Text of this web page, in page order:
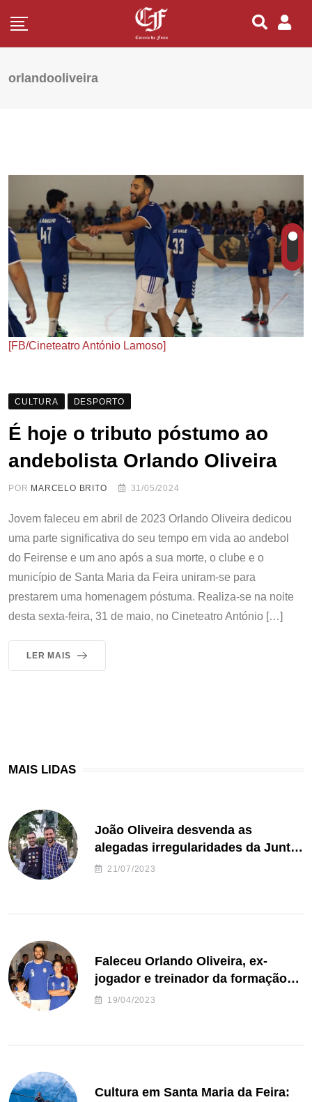
orlandooliveira
[FB/Cineteatro António Lamoso]
CULTURA DESPORTO
É hoje o tributo póstumo ao
andebolista Orlando Oliveira
POR MARCELO BRITO 31/05/2024
Jovem faleceu em abril de 2023 Orlando Oliveira dedicou
uma parte significativa do seu tempo em vida ao andebol
do Feirense e um ano após a sua morte, o clube e o
município de Santa Maria da Feira uniram-se para
prestarem uma homenagem póstuma. Realiza-se na noite
desta sexta-feira, 31 de maio, no Cineteatro António […]
LER MAIS
MAIS LIDAS
João Oliveira desvenda as
alegadas irregularidades da Junta
de Freguesia S. João de Ver
21/07/2023
Faleceu Orlando Oliveira, ex-
jogador e treinador da formação
de andebol do Feirense
19/04/2023
Cultura em Santa Maria da Feira: